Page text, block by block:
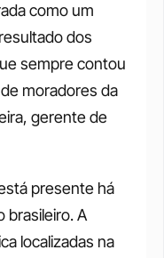
como um
dos
sempre contou
moradores da
gerente de
presente há
brasileiro. A
localizadas na